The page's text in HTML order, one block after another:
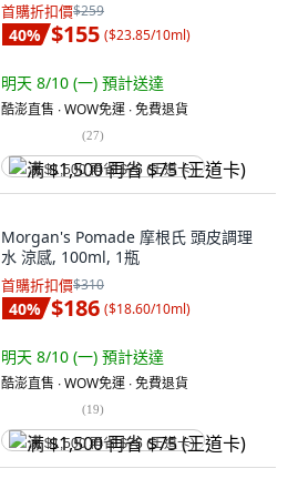
首購折扣價$259
40% $155 ($23.85/10ml)
明天 8/10 (一) 預計送達
酷澎直售 ∙ WOW免運 ∙ 免費退貨
(27)
满 $1,500 再省 $75 (王道卡)
Morgan's Pomade 摩根氏 頭皮調理
水 涼感, 100ml, 1瓶
首購折扣價$310
40% $186 ($18.60/10ml)
明天 8/10 (一) 預計送達
酷澎直售 ∙ WOW免運 ∙ 免費退貨
(19)
满 $1,500 再省 $75 (王道卡)